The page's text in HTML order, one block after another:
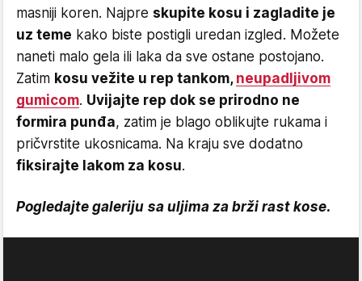
masniji koren. Najpre skupite kosu i zagladite je
uz teme kako biste postigli uredan izgled. Možete
naneti malo gela ili laka da sve ostane postojano.
Zatim kosu vežite u rep tankom, neupadljivom
gumicom. Uvijajte rep dok se prirodno ne
formira punđa, zatim je blago oblikujte rukama i
pričvrstite ukosnicama. Na kraju sve dodatno
fiksirajte lakom za kosu.
Pogledajte galeriju sa uljima za brži rast kose.